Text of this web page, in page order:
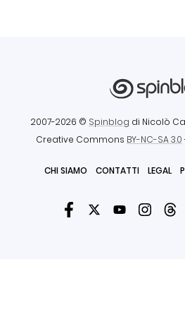
2007-2026 © Spinblog di Nicolò
Creative Commons BY-NC-SA 3.0
CHI SIAMO CONTATTI LEGAL